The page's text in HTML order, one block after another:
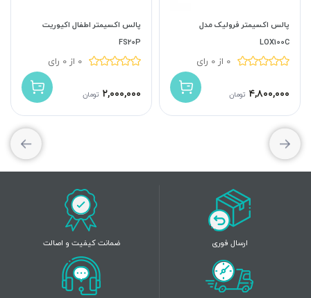
پالس اکسیمتر فرولیک مدل
LOX100C
0 از 0 رای
۴,۸۰۰,۰۰۰ تومان
پالس اکسیمتر اطفال اکیوریت
FS20P
0 از 0 رای
۲,۰۰۰,۰۰۰ تومان
ارسال فوری ضمانت کیفیت و اصالت